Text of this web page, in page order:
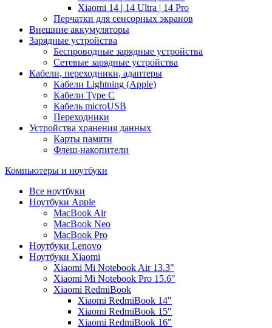
Xiaomi 14 | 14 Ultra | 14 Pro
Перчатки для сенсорных экранов
Внешние аккумуляторы
Зарядные устройства
Беспроводные зарядные устройства
Сетевые зарядные устройства
Кабели, переходники, адаптеры
Кабели Lightning (Apple)
Кабели Type C
Кабель microUSB
Переходники
Устройства хранения данных
Карты памяти
Флеш-накопители
Компьютеры и ноутбуки
Все ноутбуки
Ноутбуки Apple
MacBook Air
MacBook Neo
MacBook Pro
Ноутбуки Lenovo
Ноутбуки Xiaomi
Xiaomi Mi Notebook Air 13.3"
Xiaomi Mi Notebook Pro 15.6"
Xiaomi RedmiBook
Xiaomi RedmiBook 14"
Xiaomi RedmiBook 15"
Xiaomi RedmiBook 16"